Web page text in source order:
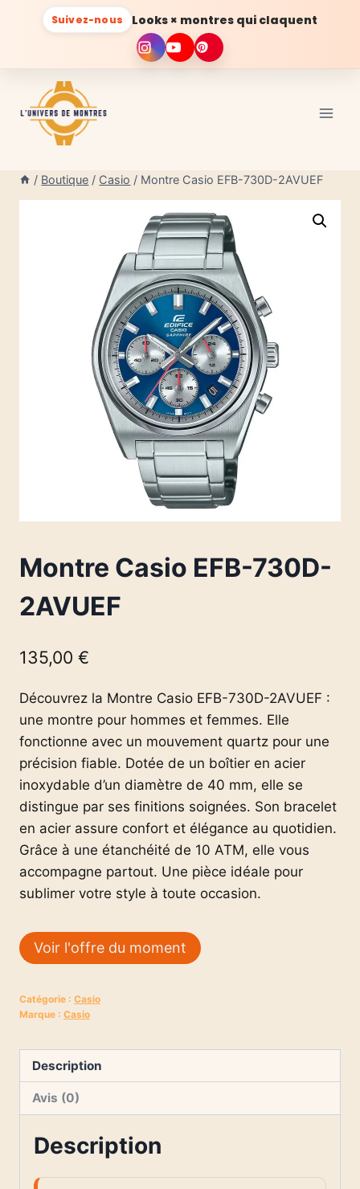
Suivez-nous Looks × montres qui claquent
contenu
/ Boutique / Casio / Montre Casio EFB-730D-2AVUEF
Montre Casio EFB-730D-
2AVUEF
135,00 €
Découvrez la Montre Casio EFB-730D-2AVUEF :
une montre pour hommes et femmes. Elle
fonctionne avec un mouvement quartz pour une
précision fiable. Dotée de un boîtier en acier
inoxydable d’un diamètre de 40 mm, elle se
distingue par ses finitions soignées. Son bracelet
en acier assure confort et élégance au quotidien.
Grâce à une étanchéité de 10 ATM, elle vous
accompagne partout. Une pièce idéale pour
sublimer votre style à toute occasion.
Voir l'offre du moment
Catégorie : Casio
Marque : Casio
Description
Avis (0)
Description